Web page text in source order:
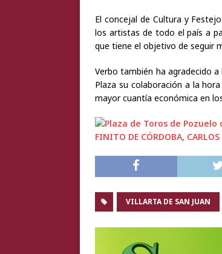
El concejal de Cultura y
los artistas de todo el país a
que tiene el objetivo de seguir
Verbo también ha agradecido a
Plaza su colaboración a la
mayor cuantía económica en
VILLARTA DE SAN JUAN